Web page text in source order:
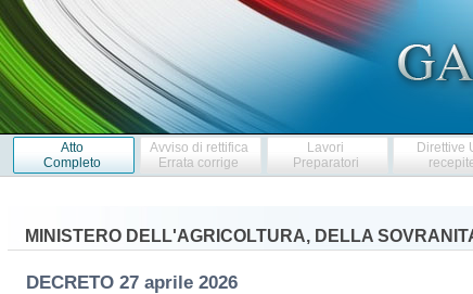
Atto
Completo
Avviso di rettifica
Errata corrige
Lavori
Preparatori
Direttive
MINISTERO DELL'AGRICOLTURA, DELLA
DECRETO 27 aprile 2026